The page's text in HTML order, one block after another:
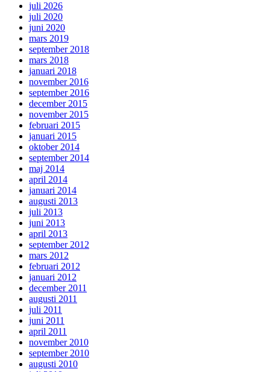
juli 2026
juli 2020
juni 2020
mars 2019
september 2018
mars 2018
januari 2018
november 2016
september 2016
december 2015
november 2015
februari 2015
januari 2015
oktober 2014
september 2014
maj 2014
april 2014
januari 2014
augusti 2013
juli 2013
juni 2013
april 2013
september 2012
mars 2012
februari 2012
januari 2012
december 2011
augusti 2011
juli 2011
juni 2011
april 2011
november 2010
september 2010
augusti 2010